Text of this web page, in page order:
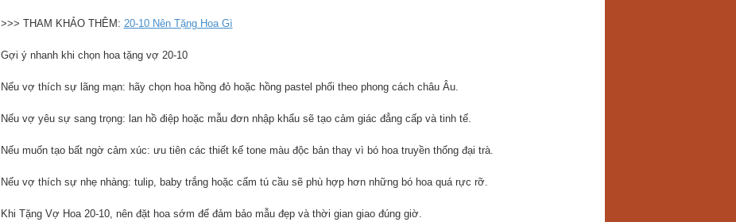
>>> THAM KHẢO THÊM: 20-10 Nên Tặng Hoa Gì
Gợi ý nhanh khi chọn hoa tặng vợ 20-10
Nếu vợ thích sự lãng mạn: hãy chọn hoa hồng đỏ hoặc hồng pastel phối theo phong cách châu Âu.
Nếu vợ yêu sự sang trọng: lan hồ điệp hoặc mẫu đơn nhập khẩu sẽ tạo cảm giác đẳng cấp và tinh tế.
Nếu muốn tạo bất ngờ cảm xúc: ưu tiên các thiết kế tone màu độc bản thay vì bó hoa truyền thống đại trà.
Nếu vợ thích sự nhẹ nhàng: tulip, baby trắng hoặc cẩm tú cầu sẽ phù hợp hơn những bó hoa quá rực rỡ.
Khi Tặng Vợ Hoa 20-10, nên đặt hoa sớm để đảm bảo mẫu đẹp và thời gian giao đúng giờ.